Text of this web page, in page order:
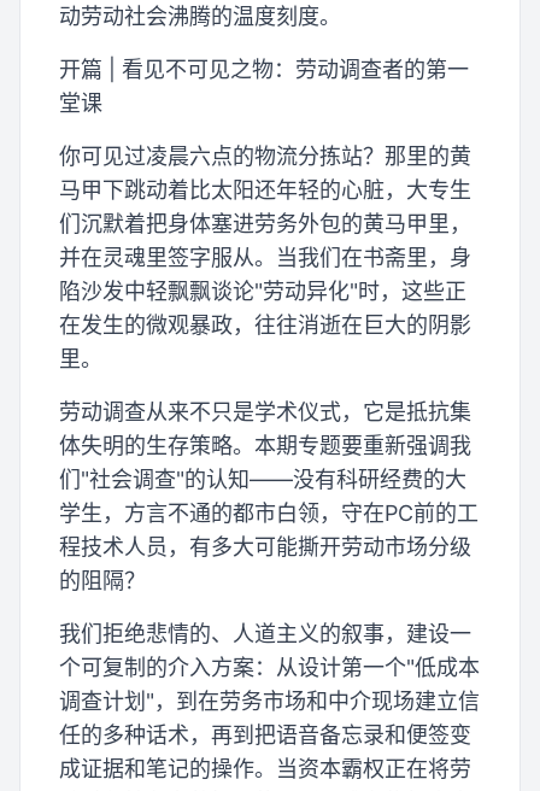
动劳动社会沸腾的温度刻度。
开篇 | 看见不可见之物：劳动调查者的第一
堂课
你可见过凌晨六点的物流分拣站？那里的黄
马甲下跳动着比太阳还年轻的心脏，大专生
们沉默着把身体塞进劳务外包的黄马甲里，
并在灵魂里签字服从。当我们在书斋里，身
陷沙发中轻飘飘谈论"劳动异化"时，这些正
在发生的微观暴政，往往消逝在巨大的阴影
里。
劳动调查从来不只是学术仪式，它是抵抗集
体失明的生存策略。本期专题要重新强调我
们"社会调查"的认知——没有科研经费的大
学生，方言不通的都市白领，守在PC前的工
程技术人员，有多大可能撕开劳动市场分级
的阻隔？
我们拒绝悲情的、人道主义的叙事，建设一
个可复制的介入方案：从设计第一个"低成本
调查计划"，到在劳务市场和中介现场建立信
任的多种话术，再到把语音备忘录和便签变
成证据和笔记的操作。当资本霸权正在将劳